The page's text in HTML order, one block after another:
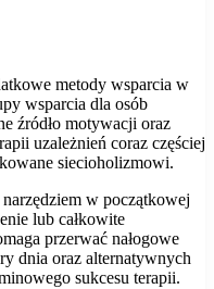
metody wsparcia w
wsparcia dla osób
źródło motywacji oraz
uzależnień coraz częściej
siecioholizmowi.
w początkowej
lub całkowite
przerwać nałogowe
dnia oraz alternatywnych
sukcesu terapii.